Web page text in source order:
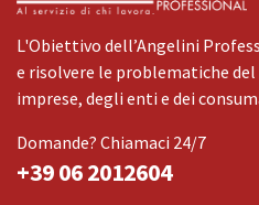
L'Obiettivo dell’Angelini
e risolvere le problematiche
imprese, degli enti e dei
Domande? Chiamaci 24/7
+39 06 2012604